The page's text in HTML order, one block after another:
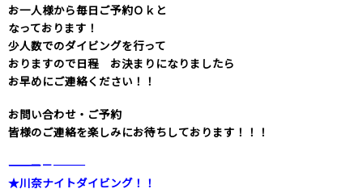
お一人様から毎日ご予約Ｏｋと
なっております！
少人数でのダイビングを行って
おりますので日程 お決まりになりましたら
お早めにご連絡ください！！
お問い合わせ・ご予約
皆様のご連絡を楽しみにお待ちしております！！！
――――――――――――――――――――－－―――
★川奈ナイトダイビング！！